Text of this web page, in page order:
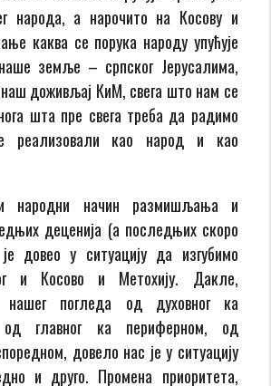
народа, а нарочито на Косову и
каква се порука народу упућује
земље – српског Јерусалима,
доживљај КиМ, свега што нам се
шта пре свега треба да радимо
реализовали као народ и као
народни начин размишљања и
деценија (а последњих скоро
довео у ситуацију да изгубимо
и Косово и Метохију. Дакле,
нашег погледа од духовног ка
од главног ка периферном, од
довело нас је у ситуацију
и друго. Промена приоритета,